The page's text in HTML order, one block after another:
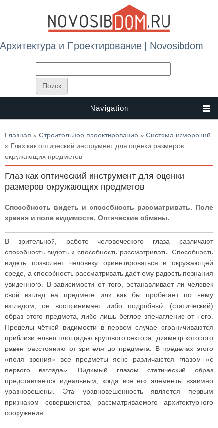
Архитектура и Проектирование | Novosibdom
Navigation
Вы здесь
Главная » Строительное проектирование » Система измерений
» Глаз как оптический инструмент для оценки размеров
окружающих предметов
Глаз как оптический инструмент для оценки
размеров окружающих предметов
Способность видеть и способность рассматривать. Поле
зрения и поле видимости. Оптические обманы.
В зрительной, работе человеческого глаза различают
способность видеть и способность рассматривать. Способность
видеть позволяет человеку ориентироваться в окружающей
среде, а способность рассматривать даёт ему радость познания
увиденного. В зависимости от того, останавливает ли человек
свой взгляд на предмете или как бы пробегает по нему
взглядом, он воспринимает либо подробный (статический)
образ этого предмета, либо лишь беглое впечатление от него.
Пределы чёткой видимости в первом случае ограничиваются
приблизительно площадью кругового сектора, диаметр которого
равен расстоянию от зрителя до предмета. В пределах этого
«поля зрения» все предметы ясно различаются глазом «с
первого взгляда». Видимый глазом статический образ
представляется идеальным, когда все его элементы взаимно
уравновешены. Эта уравновешенность является первым
признаком совершенства рассматриваемого архитектурного
сооружения.